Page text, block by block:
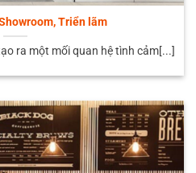
Triển lãm
ra một mối quan hệ tình cảm[...]